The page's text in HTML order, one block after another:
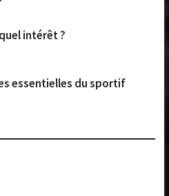
intérêt ?
essentielles du sportif